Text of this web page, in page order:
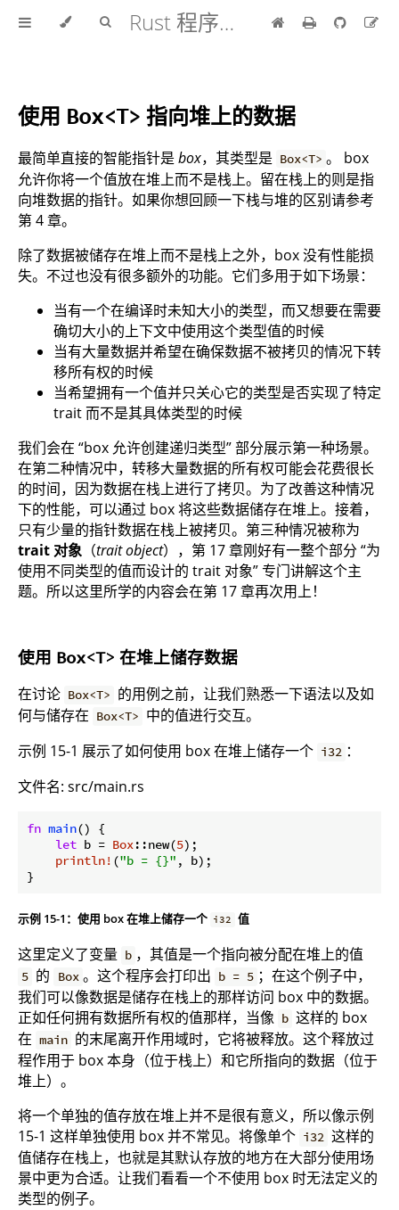
Rust 程序设计语言 中文版
使用 Box<T> 指向堆上的数据
最简单直接的智能指针是 box，其类型是 Box<T> 。 box
允许你将一个值放在堆上而不是栈上。留在栈上的则是指
向堆数据的指针。如果你想回顾一下栈与堆的区别请参考
第 4 章。
除了数据被储存在堆上而不是栈上之外，box 没有性能损
失。不过也没有很多额外的功能。它们多用于如下场景：
当有一个在编译时未知大小的类型，而又想要在需要
确切大小的上下文中使用这个类型值的时候
当有大量数据并希望在确保数据不被拷贝的情况下转
移所有权的时候
当希望拥有一个值并只关心它的类型是否实现了特定
trait 而不是其具体类型的时候
我们会在 “box 允许创建递归类型” 部分展示第一种场景。
在第二种情况中，转移大量数据的所有权可能会花费很长
的时间，因为数据在栈上进行了拷贝。为了改善这种情况
下的性能，可以通过 box 将这些数据储存在堆上。接着，
只有少量的指针数据在栈上被拷贝。第三种情况被称为
trait 对象 （trait object），第 17 章刚好有一整个部分 “为
使用不同类型的值而设计的 trait 对象” 专门讲解这个主
题。所以这里所学的内容会在第 17 章再次用上！
使用 Box<T> 在堆上储存数据
在讨论 Box<T> 的用例之前，让我们熟悉一下语法以及如
何与储存在 Box<T> 中的值进行交互。
示例 15-1 展示了如何使用 box 在堆上储存一个 i32 ：
文件名: src/main.rs
fn main() {
let b = Box::new(5);
println! ("b = {}" , b);
}
示例 15-1：使用 box 在堆上储存一个 i32 值
这里定义了变量 b ，其值是一个指向被分配在堆上的值
5 的 Box 。这个程序会打印出 b = 5 ；在这个例子中，
我们可以像数据是储存在栈上的那样访问 box 中的数据。
正如任何拥有数据所有权的值那样，当像 b 这样的 box
在 main 的末尾离开作用域时，它将被释放。这个释放过
程作用于 box 本身（位于栈上）和它所指向的数据（位于
堆上）。
将一个单独的值存放在堆上并不是很有意义，所以像示例
15-1 这样单独使用 box 并不常见。将像单个 i32 这样的
值储存在栈上，也就是其默认存放的地方在大部分使用场
景中更为合适。让我们看看一个不使用 box 时无法定义的
类型的例子。